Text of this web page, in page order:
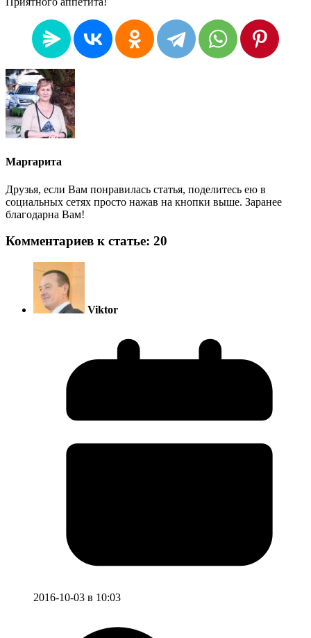
Маргарита
Друзья, если Вам понравилась статья, поделитесь ею в
социальных сетях просто нажав на кнопки выше. Заранее
благодарна Вам!
Комментариев к статье: 20
Viktor
2016-10-03 в 10:03